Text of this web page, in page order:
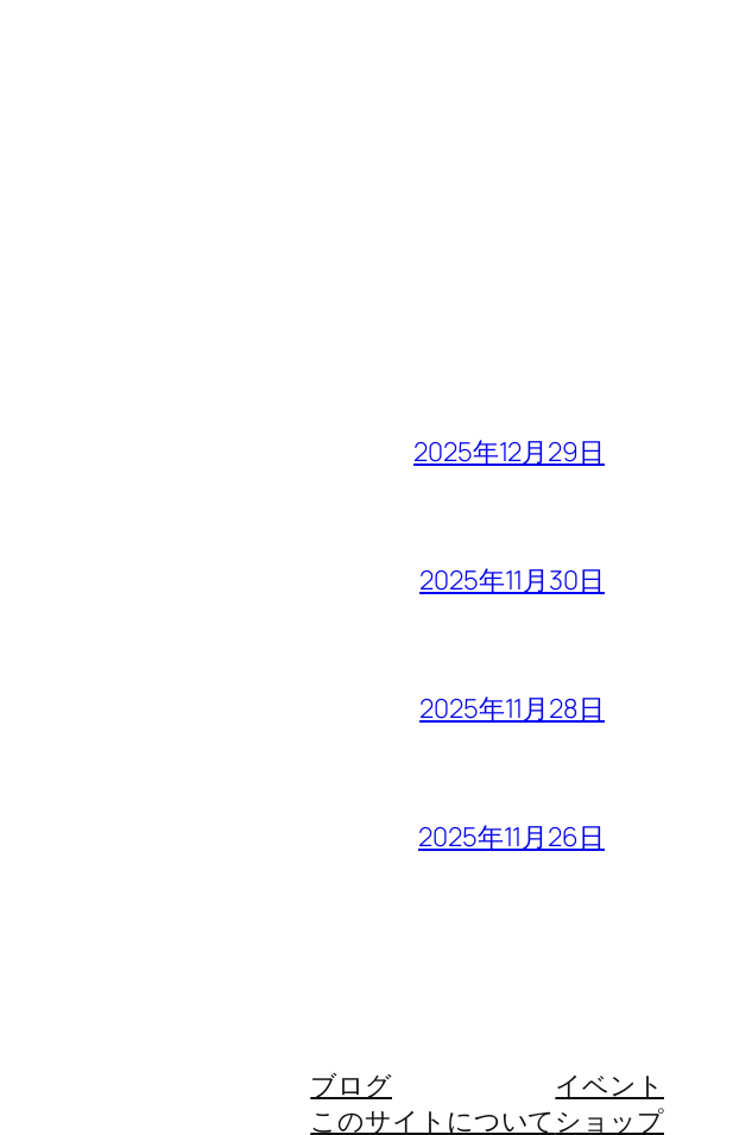
2025年12月29日
2025年11月30日
2025年11月28日
2025年11月26日
ブログ
このサイトについて
イベント
ショップ